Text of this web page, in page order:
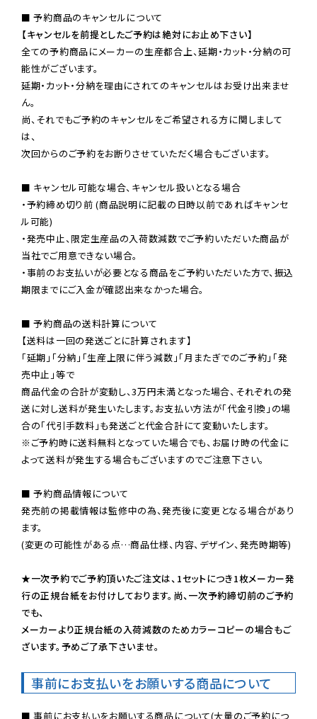
【キャンセルを前提としたご予約は絶対にお止め下さい】
全ての予約商品にメーカーの生産都合上、延期・カット・分納の可
能性がございます。
延期・カット・分納を理由にされてのキャンセルはお受け出来ませ
ん。
尚、それでもご予約のキャンセルをご希望される方に関しまして
は、
次回からのご予約をお断りさせていただく場合もございます。
■ キャンセル可能な場合、キャンセル扱いとなる場合
・予約締め切り前 (商品説明に記載の日時以前であればキャンセ
ル可能)
・発売中止、限定生産品の入荷数減数でご予約いただいた商品が
当社でご用意できない場合。
・事前のお支払いが必要となる商品をご予約いただいた方で、振込
期限までにご入金が確認出来なかった場合。
■ 予約商品の送料計算について
【送料は一回の発送ごとに計算されます】
「延期」「分納」「生産上限に伴う減数」「月またぎでのご予約」「発
売中止」等で
商品代金の合計が変動し、3万円未満となった場合、それぞれの発
送に対し送料が発生いたします。お支払い方法が「代金引換」の場
※ご予約時に送料無料となっていた場合でも、お届け時の代金に
よって送料が発生する場合もございますのでご注意下さい。
■ 予約商品情報について
発売前の掲載情報は監修中の為、発売後に変更となる場合があり
ます。
(変更の可能性がある点…商品仕様、内容、デザイン、発売時期等)
★一次予約でご予約頂いたご注文は、1セットにつき1枚メーカー発
行の正規台紙をお付けしております。尚、一次予約締切前のご予約
でも、
メーカーより正規台紙の入荷減数のためカラーコピーの場合もご
ざいます。予めご了承下さいませ。
事前にお支払いをお願いする商品について
■ 事前にお支払いをお願いする商品について(大量のご予約につ